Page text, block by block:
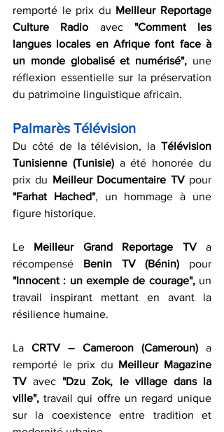
remporté le prix du Meilleur Reportage
Culture Radio avec "Comment les
langues locales en Afrique font face à
un monde globalisé et numérisé", une
réflexion essentielle sur la préservation
du patrimoine linguistique africain.
Palmarès Télévision
Du côté de la télévision, la Télévision
Tunisienne (Tunisie) a été honorée du
prix du Meilleur Documentaire TV
"Farhat Hached", un hommage à une
figure historique.
Le Meilleur Grand Reportage TV a
récompensé Benin TV (Bénin)
"Innocent : un exemple de courage", un
travail inspirant mettant en avant la
résilience humaine.
La CRTV – Cameroon (Cameroun) a
remporté le prix du Meilleur Magazine
TV avec "Dzu Zok, le village dans la
ville", travail qui offre un regard unique
sur la coexistence entre tradition et